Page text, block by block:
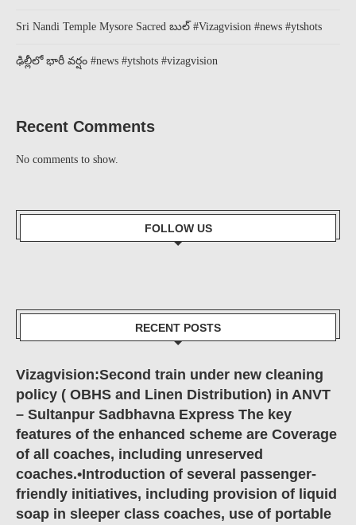
Sri Nandi Temple Mysore Sacred బుల్ #Vizagvision #news #ytshots
ఢిల్లీలో భారీ వర్షం #news #ytshots #vizagvision
Recent Comments
No comments to show.
FOLLOW US
RECENT POSTS
Vizagvision:Second train under new cleaning
policy ( OBHS and Linen Distribution) in ANVT
– Sultanpur Sadbhavna Express The key
features of the enhanced scheme are Coverage
of all coaches, including unreserved
coaches.•Introduction of several passenger-
friendly initiatives, including provision of liquid
soap in sleeper class coaches, use of portable